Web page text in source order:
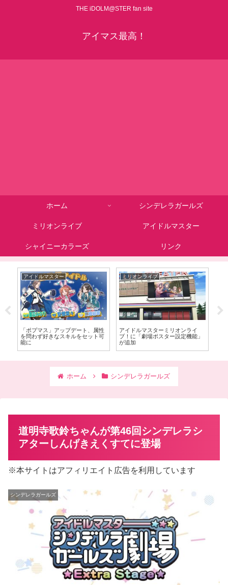
THE iDOLM@STER fan site
アイマス最高！
ホーム シンデレラガールズ
ミリオンライブ アイドルマスター
シャイニーカラーズ リンク
アイドルマスター
「ポプマス」アップデート、属性
を問わず好きなスキルをセット可
能に
ミリオンライブ
アイドルマスターミリオンライ
ブ！に「劇場ポスター設定機能」
が追加
ホーム シンデレラガールズ
道明寺歌鈴ちゃんが第46回シンデレラシ
アターしんげきえくすてに登場
※本サイトはアフィリエイト広告を利用しています
シンデレラガールズ